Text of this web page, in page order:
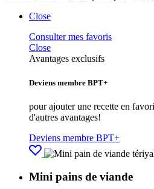
Close
Consulter mes favoris
Close
Avantages exclusifs
Deviens membre BPT+
pour ajouter une recette en
d'autres avantages!
Deviens membre BPT+
Mini pains de viande